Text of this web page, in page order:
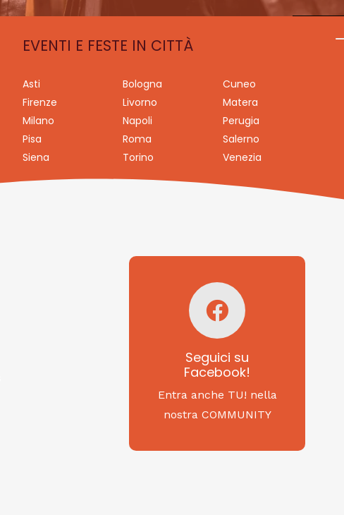
EVENTI E FESTE IN CITTÀ
Asti Bologna
Cuneo
Firenze
Livorno
Matera
Milano
Napoli
Perugia
Pisa
Roma
Salerno
Siena
Torino Venezia
Seguici su
Facebook!
Entra anche TU! nella
nostra COMMUNITY
Seguici su
Facebook!
SAGRITALY
Feste, cibi e tradizioni
da Nord a Sud...